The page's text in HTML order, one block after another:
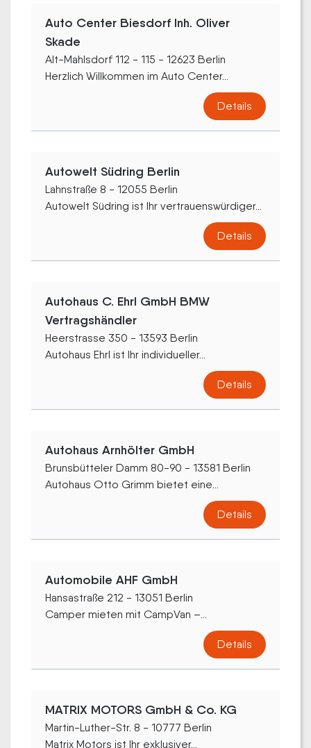
Auto Center Biesdorf Inh. Oliver
Skade
Alt-Mahlsdorf 112 - 115 - 12623 Berlin
Herzlich Willkommen im Auto Center...
Details
Autowelt Südring Berlin
Lahnstraße 8 - 12055 Berlin
Autowelt Südring ist Ihr vertrauenswürdiger...
Details
Autohaus C. Ehrl GmbH BMW
Vertragshändler
Heerstrasse 350 - 13593 Berlin
Autohaus Ehrl ist Ihr individueller...
Details
Autohaus Arnhölter GmbH
Brunsbütteler Damm 80-90 - 13581 Berlin
Autohaus Otto Grimm bietet eine...
Details
Automobile AHF GmbH
Hansastraße 212 - 13051 Berlin
Camper mieten mit CampVan –...
Details
MATRIX MOTORS GmbH & Co. KG
Martin-Luther-Str. 8 - 10777 Berlin
Matrix Motors ist Ihr exklusiver...